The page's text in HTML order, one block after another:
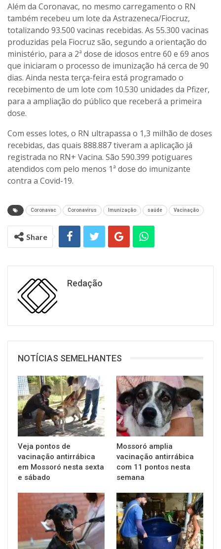
Além da Coronavac, no mesmo carregamento o RN
também recebeu um lote da Astrazeneca/Fiocruz,
totalizando 93.500 vacinas recebidas. As 55.300 vacinas
produzidas pela Fiocruz são, segundo a orientação do
ministério, para a 2ª dose de idosos entre 60 e 69 anos
que iniciaram o processo de imunização há cerca de 90
dias. Ainda nesta terça-feira está programado o
recebimento de um lote com 10.530 unidades da Pfizer,
para a ampliação do público que receberá a primeira
dose.
Com esses lotes, o RN ultrapassa o 1,3 milhão de doses
recebidas, das quais 888.887 tiveram a aplicação já
registrada no RN+ Vacina. São 590.399 potiguares
atendidos com pelo menos 1ª dose do imunizante
contra a Covid-19.
Coronavac Coronavirus Imunização saúde Vacinação
Share
Redação
NOTÍCIAS SEMELHANTES
Veja pontos de
vacinação antirrábica
em Mossoró nesta sexta
e sábado
Mossoró amplia
vacinação antirrábica
com 11 pontos nesta
semana